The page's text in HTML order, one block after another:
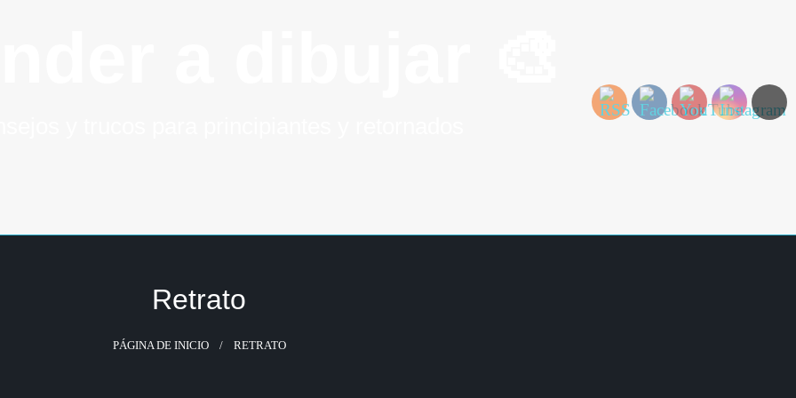
Retrato
PÁGINA DE INICIO RETRATO